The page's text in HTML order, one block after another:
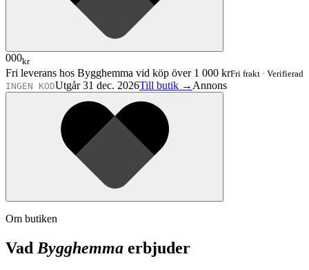
000kr
Fri leverans hos Bygghemma vid köp över 1 000 krFri frakt · Verifierad
INGEN KODUtgår 31 dec. 2026Till butik → Annons
Om butiken
Vad Bygghemma erbjuder